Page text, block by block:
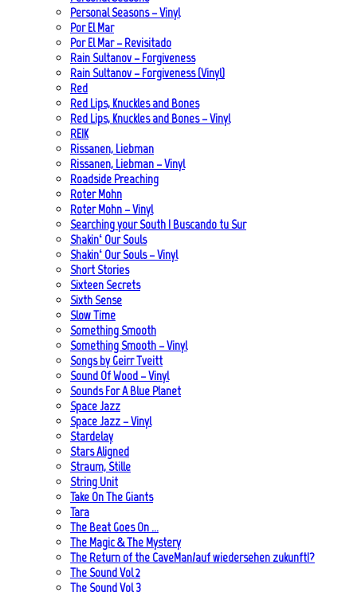
Personal Seasons – Vinyl
Por El Mar
Por El Mar – Revisitado
Rain Sultanov – Forgiveness
Rain Sultanov – Forgiveness (Vinyl)
Red
Red Lips, Knuckles and Bones
Red Lips, Knuckles and Bones – Vinyl
REIK
Rissanen, Liebman
Rissanen, Liebman – Vinyl
Roadside Preaching
Roter Mohn
Roter Mohn – Vinyl
Searching your South | Buscando tu Sur
Shakin‘ Our Souls
Shakin‘ Our Souls – Vinyl
Short Stories
Sixteen Secrets
Sixth Sense
Slow Time
Something Smooth
Something Smooth – Vinyl
Songs by Geirr Tveitt
Sound Of Wood – Vinyl
Sounds For A Blue Planet
Space Jazz
Space Jazz – Vinyl
Stardelay
Stars Aligned
Straum, Stille
String Unit
Take On The Giants
Tara
The Beat Goes On …
The Magic & The Mystery
The Return of the CaveMan/auf wiedersehen zukunft!?
The Sound Vol 2
The Sound Vol 3